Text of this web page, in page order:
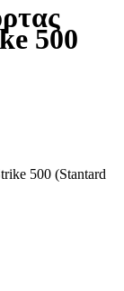
500
500 (Stantard